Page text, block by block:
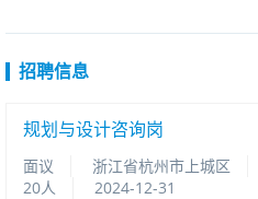
招聘信息
规划与设计咨询岗
面议 浙江省杭州市上城区
20人
2024-12-31